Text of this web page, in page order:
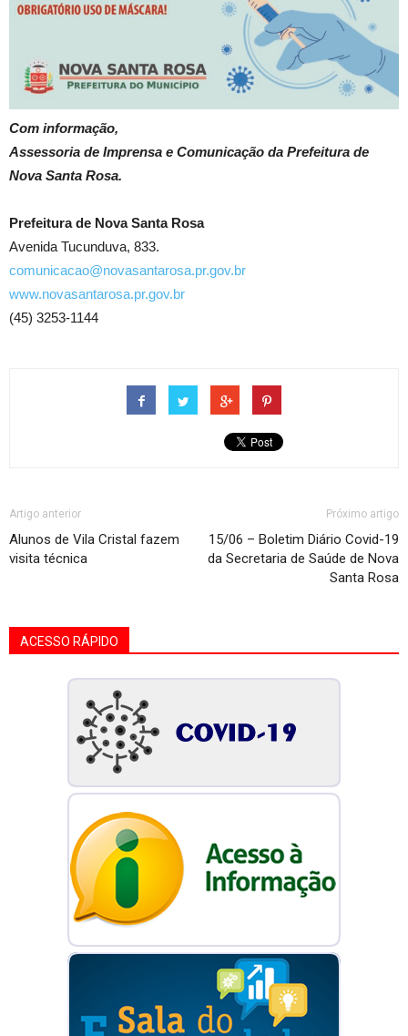
Com informação,
Assessoria de Imprensa e Comunicação da Prefeitura de
Nova Santa Rosa.
Prefeitura de Nova Santa Rosa
Avenida Tucunduva, 833.
comunicacao@novasantarosa.pr.gov.br
www.novasantarosa.pr.gov.br
(45) 3253-1144
Artigo anterior
Alunos de Vila Cristal fazem
visita técnica
Próximo artigo
15/06 – Boletim Diário Covid-19
da Secretaria de Saúde de Nova
Santa Rosa
ACESSO RÁPIDO